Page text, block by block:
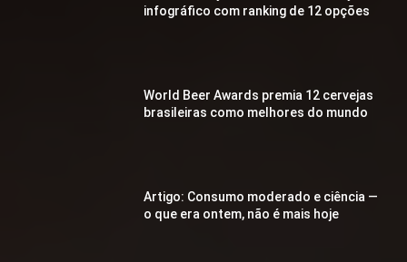
infográfico com ranking de 12 opções
World Beer Awards premia 12 cervejas
brasileiras como melhores do mundo
Artigo: Consumo moderado e ciência —
o que era ontem, não é mais hoje